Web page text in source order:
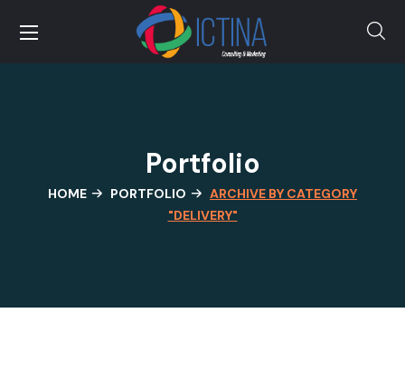
Portfolio
HOME PORTFOLIO
ARCHIVE BY CATEGORY
"DELIVERY"